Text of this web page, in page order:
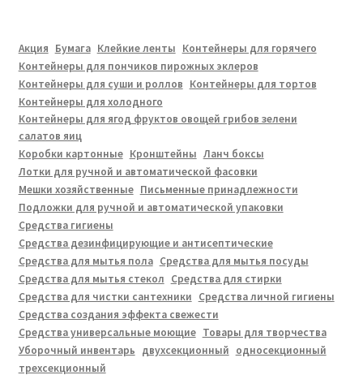
Акция Бумага Клейкие ленты Контейнеры для горячего
Контейнеры для пончиков пирожных эклеров
Контейнеры для суши и роллов Контейнеры для тортов
Контейнеры для холодного
Контейнеры для ягод фруктов овощей грибов зелени
салатов яиц
Коробки картонные Кронштейны Ланч боксы
Лотки для ручной и автоматической фасовки
Мешки хозяйственные Письменные принадлежности
Подложки для ручной и автоматической упаковки
Средства гигиены
Средства дезинфицирующие и антисептические
Средства для мытья пола Средства для мытья посуды
Средства для мытья стекол Средства для стирки
Средства для чистки сантехники Средства личной гигиены
Средства создания эффекта свежести
Средства универсальные моющие Товары для творчества
Уборочный инвентарь двухсекционный односекционный
трехсекционный